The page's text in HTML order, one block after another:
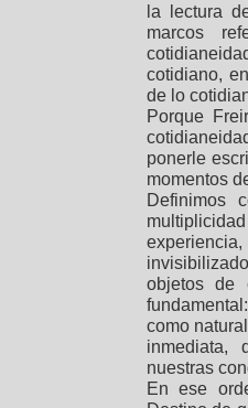
la lectura
marcos
cotidiano,
de lo
Porque
ponerle
momentos
Definimos
objetos de
como
inmediata,
nuestras
En ese